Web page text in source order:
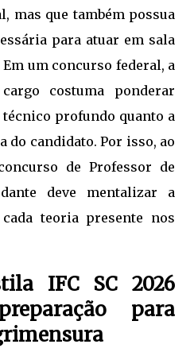
mas que também possua
para atuar em sala
um concurso federal, a
costuma ponderar
profundo quanto a
do candidato. Por isso, ao
de Professor de
deve mentalizar a
teoria presente nos
IFC SC 2026
para